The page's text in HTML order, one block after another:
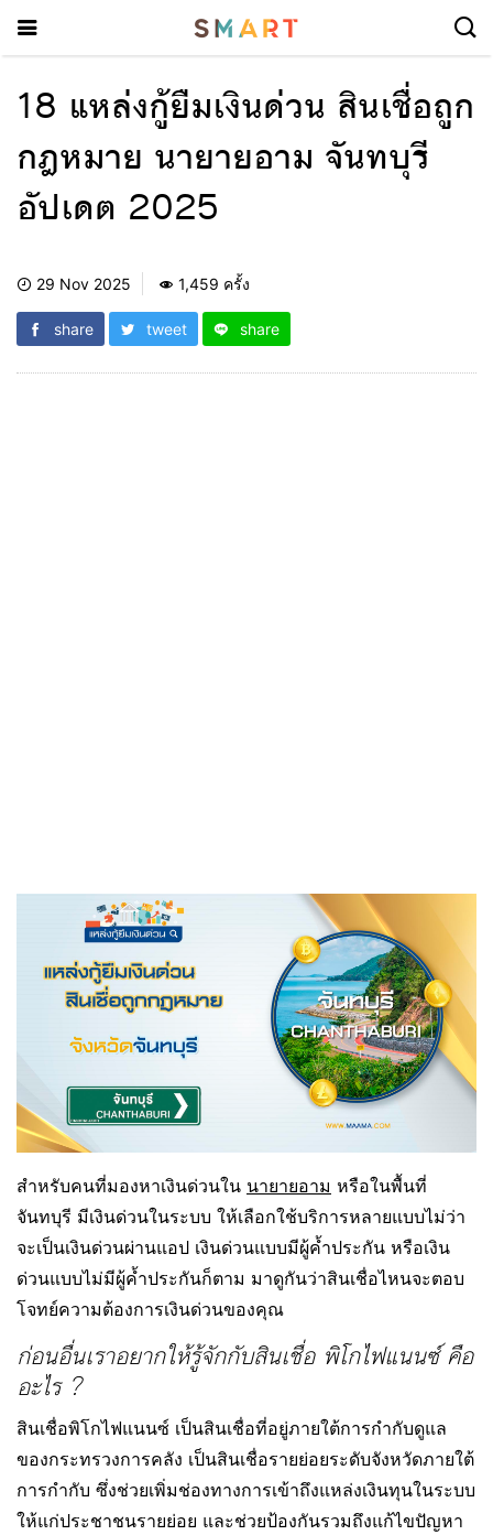
18 แหล่งกู้ยืมเงินด่วน สินเชื่อถูก
กฎหมาย นายายอาม จันทบุรี
อัปเดต 2025
29 Nov 2025 1,459 ครั้ง
share tweet share
สำหรับคนที่มองหาเงินด่วนใน นายายอาม หรือในพื้นที่
จันทบุรี มีเงินด่วนในระบบ ให้เลือกใช้บริการหลายแบบไม่ว่า
จะเป็นเงินด่วนผ่านแอป เงินด่วนแบบมีผู้ค้ำประกัน หรือเงิน
ด่วนแบบไม่มีผู้ค้ำประกันก็ตาม มาดูกันว่าสินเชื่อไหนจะตอบ
โจทย์ความต้องการเงินด่วนของคุณ
ก่อนอื่นเราอยากให้รู้จักกับสินเชื่อ พิโกไฟแนนซ์ คือ
อะไร ?
สินเชื่อพิโกไฟแนนซ์ เป็นสินเชื่อที่อยู่ภายใต้การกำกับดูแล
ของกระทรวงการคลัง เป็นสินเชื่อรายย่อยระดับจังหวัดภายใต้
การกำกับ ซึ่งช่วยเพิ่มช่องทางการเข้าถึงแหล่งเงินทุนในระบบ
ให้แก่ประชาชนรายย่อย และช่วยป้องกันรวมถึงแก้ไขปัญหา